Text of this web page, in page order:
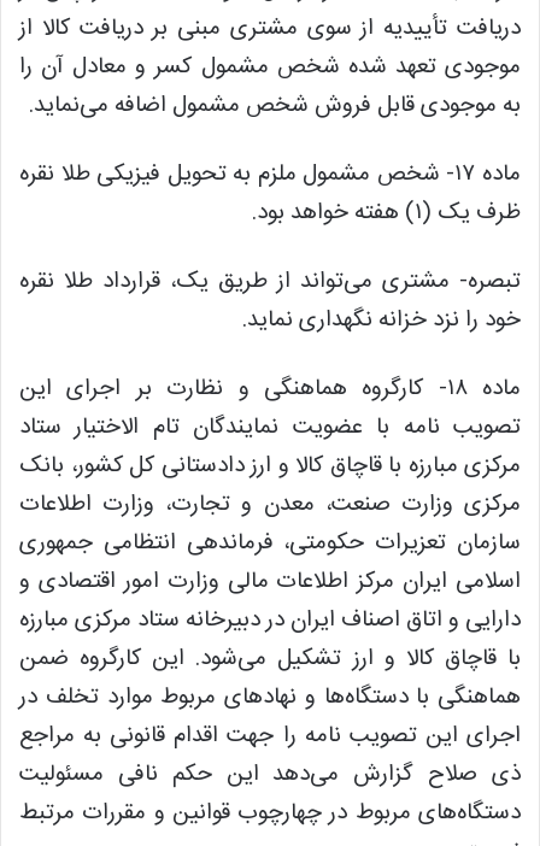
دریافت تأییدیه از سوی مشتری مبنی بر دریافت کالا از
موجودی تعهد شده شخص مشمول کسر و معادل آن را
به موجودی قابل فروش شخص مشمول اضافه می‌نماید.
ماده ۱۷- شخص مشمول ملزم به تحویل فیزیکی طلا نقره
ظرف یک (۱) هفته خواهد بود.
تبصره- مشتری می‌تواند از طریق یک، قرارداد طلا نقره
خود را نزد خزانه نگهداری نماید.
ماده ۱۸- کارگروه هماهنگی و نظارت بر اجرای این
تصویب نامه با عضویت نمایندگان تام الاختیار ستاد
مرکزی مبارزه با قاچاق کالا و ارز دادستانی کل کشور، بانک
مرکزی وزارت صنعت، معدن و تجارت، وزارت اطلاعات
سازمان تعزیرات حکومتی، فرماندهی انتظامی جمهوری
اسلامی ایران مرکز اطلاعات مالی وزارت امور اقتصادی و
دارایی و اتاق اصناف ایران در دبیرخانه ستاد مرکزی مبارزه
با قاچاق کالا و ارز تشکیل می‌شود. این کارگروه ضمن
هماهنگی با دستگاه‌ها و نهادهای مربوط موارد تخلف در
اجرای این تصویب نامه را جهت اقدام قانونی به مراجع
ذی صلاح گزارش می‌دهد این حکم نافی مسئولیت
دستگاه‌های مربوط در چهارچوب قوانین و مقررات مرتبط